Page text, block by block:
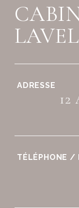
ADRESSE
12
TÉLÉPHONE /